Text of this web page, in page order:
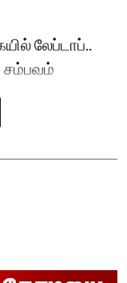
லேப்டாப்..
சம்பவம்